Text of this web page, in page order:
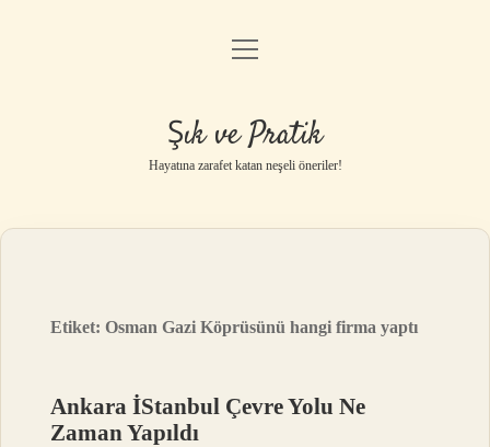
Anasayfa
Yasal Uyarı
menüyü
Şık ve Pratik
Hayatına zarafet katan neşeli öneriler!
Etiket:Osman Gazi Köprüsünü hangi firma yaptı
Ankara İStanbul Çevre Yolu Ne
Zaman Yapıldı